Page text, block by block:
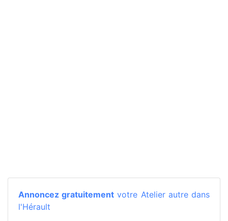
Annoncez gratuitement votre Atelier autre dans
l'Hérault